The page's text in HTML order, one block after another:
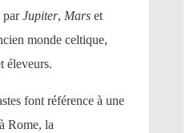
parJupiter, Mars et
monde celtique,
éleveurs.
font référence à une
Rome, la